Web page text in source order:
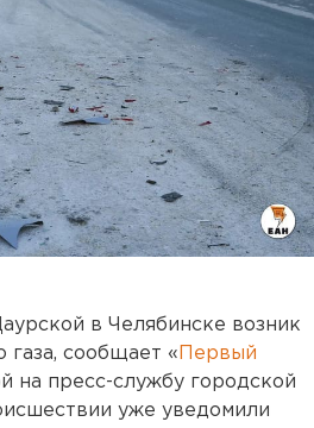
в Челябинске возник
газа, сообщает « Первый
на пресс-службу городской
уже уведомили